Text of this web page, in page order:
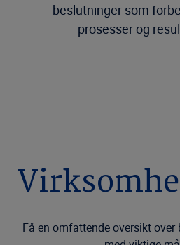
beslutninger som
prosesser og
Få en omfattende oversikt